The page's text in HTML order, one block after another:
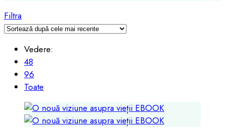
Filtra
Vedere:
48
96
Toate